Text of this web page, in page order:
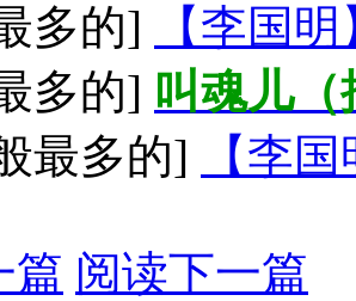
多的]
【李国
多的] 叫魂儿
最多的]
【李
篇 阅读下一篇